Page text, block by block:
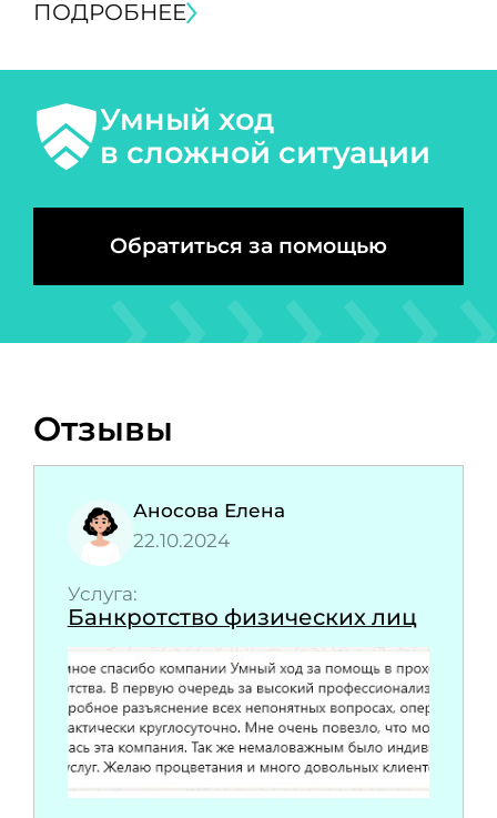
ПОДРОБНЕЕ
Умный ход
в сложной ситуации
Обратиться за помощью
Отзывы
Аносова Елена
22.10.2024
Услуга:
Банкротство физических лиц